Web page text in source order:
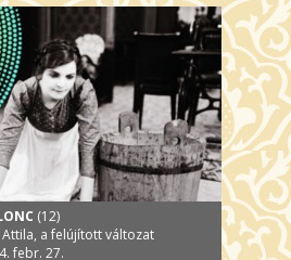
(12)
Attila, a felújított változat
febr. 27.